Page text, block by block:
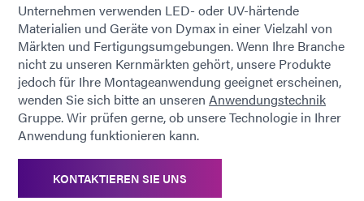
Unternehmen verwenden LED- oder UV-härtende
Materialien und Geräte von Dymax in einer Vielzahl von
Märkten und Fertigungsumgebungen. Wenn Ihre Branche
nicht zu unseren Kernmärkten gehört, unsere Produkte
jedoch für Ihre Montageanwendung geeignet erscheinen,
wenden Sie sich bitte an unseren Anwendungstechnik
Gruppe. Wir prüfen gerne, ob unsere Technologie in Ihrer
Anwendung funktionieren kann.
KONTAKTIEREN SIE UNS